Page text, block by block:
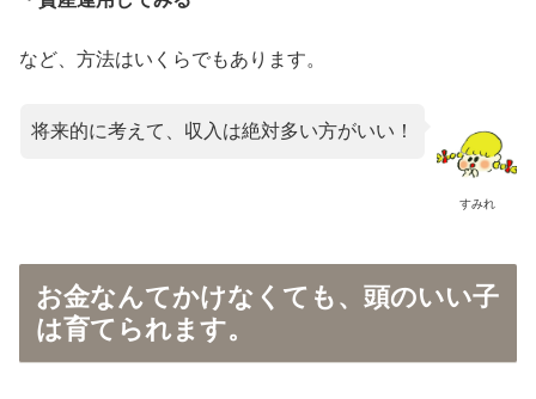
など、方法はいくらでもあります。
すみれ
将来的に考えて、収入は絶対多い方がいい！
お金なんてかけなくても、頭のいい子
は育てられます。